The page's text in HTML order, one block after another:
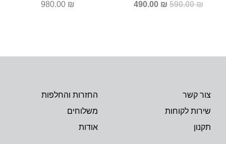
590.00₪
490.00 ₪
980.00 ₪
צור קשר
שירות לקוחות
תקנון
החזרות והחלפות
משלוחים
אודות